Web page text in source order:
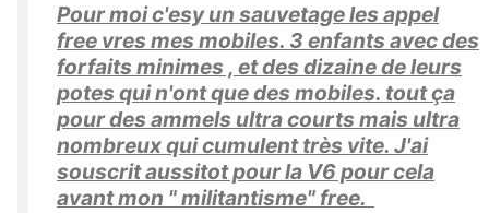
Pour moi c'esy un sauvetage les appel
free vres mes mobiles. 3 enfants avec des
forfaits minimes , et des dizaine de leurs
potes qui n'ont que des mobiles. tout ça
pour des ammels ultra courts mais ultra
nombreux qui cumulent très vite. J'ai
souscrit aussitot pour la V6 pour cela
avant mon " militantisme" free.